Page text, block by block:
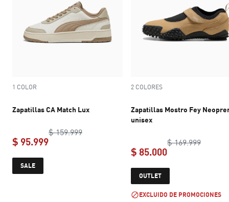
1 COLOR
Zapatillas CA Match Lux
$ 159.999original price $ 159.999
$ 95.999
SALE
2 COLORES
Zapatillas Mostro Fey
unisex
$ 169.999original
$ 85.000
OUTLET
EXCLUIDO DE PROMOCIONES